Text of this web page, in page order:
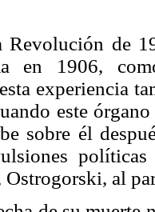
Revolución de
en 1906,
experiencia
este
sobre él
Ostrogorski, al